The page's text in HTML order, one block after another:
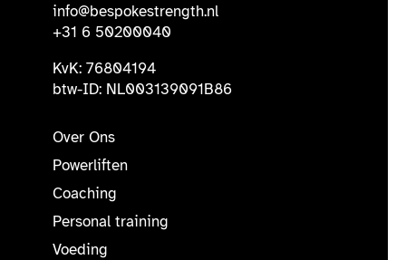
info@bespokestrength.nl
+31 6 50200040
KvK: 76804194
btw-ID: NL003139091B86
Over Ons
Powerliften
Coaching
Personal training
Voeding